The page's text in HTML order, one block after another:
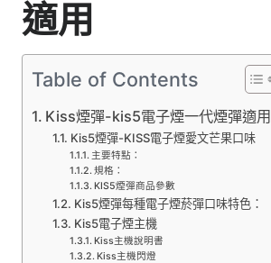
適用
Table of Contents
Kiss煙彈-kis5電子煙一代煙彈適用
Kis5煙彈-KISS電子煙愛文芒果口味
主要特點：
規格：
KIS5煙彈商品參數
Kis5煙彈每種電子煙菸彈口味特色：
Kis5電子煙主機
Kiss主機說明書
Kiss主機閃燈